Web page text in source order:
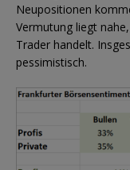
Neupositionen
Vermutung liegt
Trader handelt.
pessimistisch.